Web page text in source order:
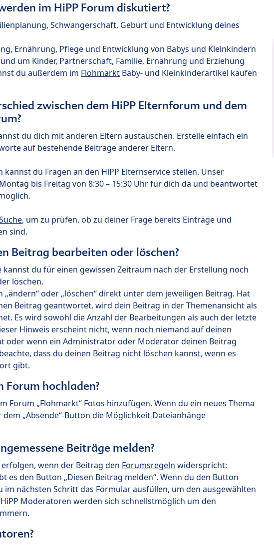
im HiPP Forum diskutiert?
Schwangerschaft, Geburt und Entwicklung deines
Ernährung, Pflege und Entwicklung von Babys und Kleinkindern
um Kinder, Partnerschaft, Familie, Ernährung und Erziehung
du außerdem im Flohmarkt Baby- und Kleinkinderartikel kaufen
zwischen dem HiPP Elternforum und dem
du dich mit anderen Eltern austauschen. Erstelle einfach ein
auf bestehende Beiträge anderer Eltern.
kannst du Fragen an den HiPP Elternservice stellen. Unser
bis Freitag von 8:30 – 15:30 Uhr für dich da und beantwortet
, um zu prüfen, ob zu deiner Frage bereits Einträge und
sind.
Beitrag bearbeiten oder löschen?
kannst du für einen gewissen Zeitraum nach der Erstellung noch
löschen.
oder „löschen“ direkt unter dem jeweiligen Beitrag. Hat
Beitrag geantwortet, wird dein Beitrag in der Themenansicht als
Es wird sowohl die Anzahl der Bearbeitungen als auch der letzte
Hinweis erscheint nicht, wenn noch niemand auf deinen
oder wenn ein Administrator oder Moderator deinen Beitrag
dass du deinen Beitrag nicht löschen kannst, wenn es
gibt.
Forum hochladen?
Forum „Flohmarkt“ Fotos hinzufügen. Wenn du ein neues Thema
„Absende“-Button die Möglichkeit Dateianhänge
Beiträge melden?
wenn der Beitrag den Forumsregeln widerspricht:
es den Button „Diesen Beitrag melden“. Wenn du den Button
im nächsten Schritt das Formular ausfüllen, um den ausgewählten
Moderatoren werden sich schnellstmöglich um den